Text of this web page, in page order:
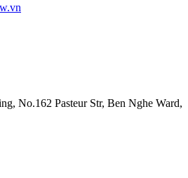
No.162 Pasteur Str, Ben Nghe Ward,